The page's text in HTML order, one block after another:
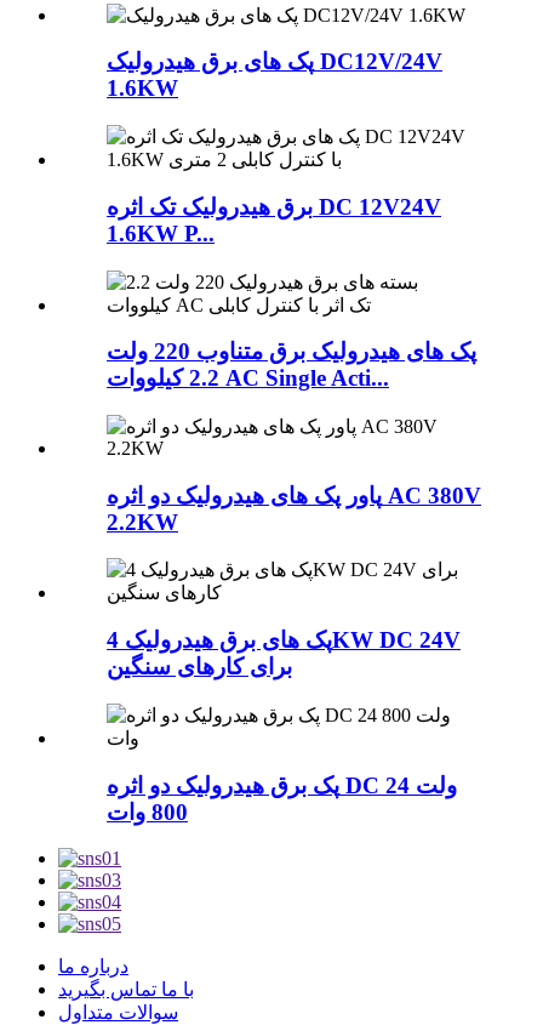
پک های برق هیدرولیک DC12V/24V
1.6KW
برق هیدرولیک تک اثره DC 12V24V
1.6KW P...
پک های هیدرولیک برق متناوب 220 ولت
2.2 کیلووات AC Single Acti...
پاور پک های هیدرولیک دو اثره AC 380V
2.2KW
پک های برق هیدرولیک 4KW DC 24V
برای کارهای سنگین
پک برق هیدرولیک دو اثره DC 24 ولت
800 وات
درباره ما
با ما تماس بگیرید
سوالات متداول